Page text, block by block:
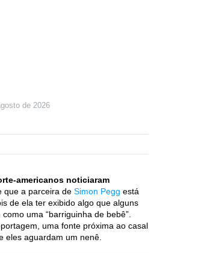
de 2026
americanos noticiaram
que a parceira de Simon Pegg está
de ela ter exibido algo que alguns
uma “barriguinha de bebê”.
uma fonte próxima ao casal
eles aguardam um nenê.